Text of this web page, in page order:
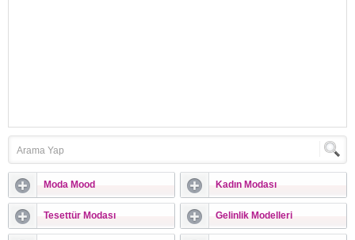
Moda Mood Kadın Modası
Tesettür Modası Gelinlik Modelleri